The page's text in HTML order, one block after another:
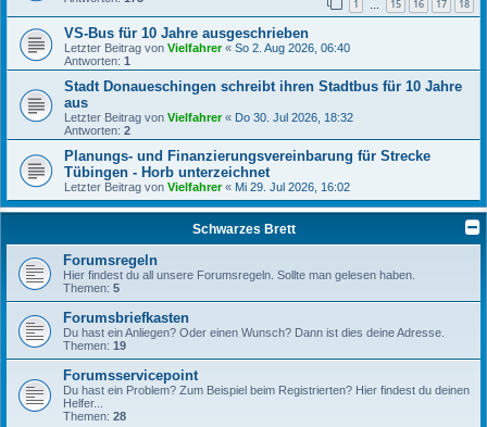
1 15 16 17 18
VS-Bus für 10 Jahre ausgeschrieben
Letzter Beitrag von Vielfahrer« So 2. Aug 2026, 06:40
Antworten: 1
Stadt Donaueschingen schreibt ihren Stadtbus für 10 Jahre
aus
Letzter Beitrag von Vielfahrer« Do 30. Jul 2026, 18:32
Antworten: 2
Planungs- und Finanzierungsvereinbarung für Strecke
Tübingen - Horb unterzeichnet
Letzter Beitrag von Vielfahrer« Mi 29. Jul 2026, 16:02
Schwarzes Brett
Forumsregeln
Hier findest du all unsere Forumsregeln. Sollte man gelesen haben.
Themen: 5
Forumsbriefkasten
Du hast ein Anliegen? Oder einen Wunsch? Dann ist dies deine Adresse.
Themen: 19
Forumsservicepoint
Du hast ein Problem? Zum Beispiel beim Registrierten? Hier findest du deinen
Helfer...
Themen: 28